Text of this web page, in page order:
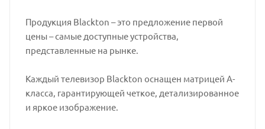
Продукция Blackton – это предложение первой
цены – самые доступные устройства,
представленные на рынке.
Каждый телевизор Blackton оснащен матрицей А-
класса, гарантирующей четкое, детализированное
и яркое изображение.